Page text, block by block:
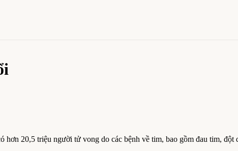
20,5 triệu người tử vong do các bệnh về tim, bao gồm đau tim,